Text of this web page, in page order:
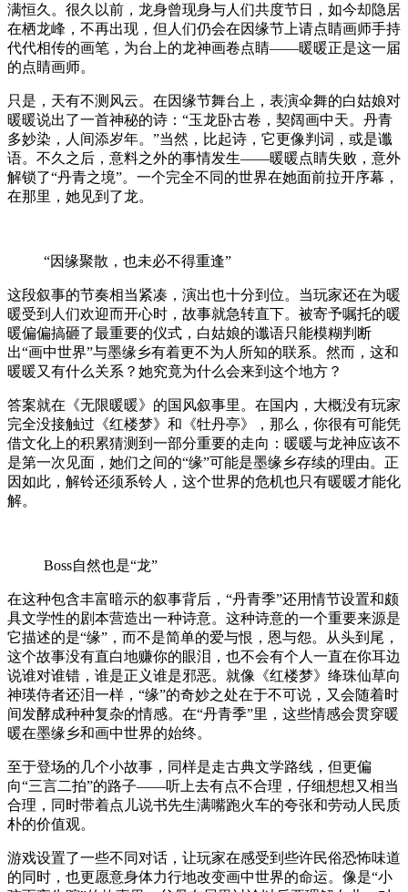
满恒久。很久以前，龙身曾现身与人们共度节日，如今却隐居
在栖龙峰，不再出现，但人们仍会在因缘节上请点睛画师手持
代代相传的画笔，为台上的龙神画卷点睛——暖暖正是这一届
的点睛画师。
只是，天有不测风云。在因缘节舞台上，表演伞舞的白姑娘对
暖暖说出了一首神秘的诗：“玉龙卧古卷，契阔画中天。丹青
多妙染，人间添岁年。”当然，比起诗，它更像判词，或是谶
语。不久之后，意料之外的事情发生——暖暖点睛失败，意外
解锁了“丹青之境”。一个完全不同的世界在她面前拉开序幕，
在那里，她见到了龙。
“因缘聚散，也未必不得重逢”
这段叙事的节奏相当紧凑，演出也十分到位。当玩家还在为暖
暖受到人们欢迎而开心时，故事就急转直下。被寄予嘱托的暖
暖偏偏搞砸了最重要的仪式，白姑娘的谶语只能模糊判断
出“画中世界”与墨缘乡有着更不为人所知的联系。然而，这和
暖暖又有什么关系？她究竟为什么会来到这个地方？
答案就在《无限暖暖》的国风叙事里。在国内，大概没有玩家
完全没接触过《红楼梦》和《牡丹亭》，那么，你很有可能凭
借文化上的积累猜测到一部分重要的走向：暖暖与龙神应该不
是第一次见面，她们之间的“缘”可能是墨缘乡存续的理由。正
因如此，解铃还须系铃人，这个世界的危机也只有暖暖才能化
解。
Boss自然也是“龙”
在这种包含丰富暗示的叙事背后，“丹青季”还用情节设置和颇
具文学性的剧本营造出一种诗意。这种诗意的一个重要来源是
它描述的是“缘”，而不是简单的爱与恨，恩与怨。从头到尾，
这个故事没有直白地赚你的眼泪，也不会有个人一直在你耳边
说谁对谁错，谁是正义谁是邪恶。就像《红楼梦》绛珠仙草向
神瑛侍者还泪一样，“缘”的奇妙之处在于不可说，又会随着时
间发酵成种种复杂的情感。在“丹青季”里，这些情感会贯穿暖
暖在墨缘乡和画中世界的始终。
至于登场的几个小故事，同样是走古典文学路线，但更偏
向“三言二拍”的路子——听上去有点不合理，仔细想想又相当
合理，同时带着点儿说书先生满嘴跑火车的夸张和劳动人民质
朴的价值观。
游戏设置了一些不同对话，让玩家在感受到些许民俗恐怖味道
的同时，也更愿意身体力行地改变画中世界的命运。像是“小